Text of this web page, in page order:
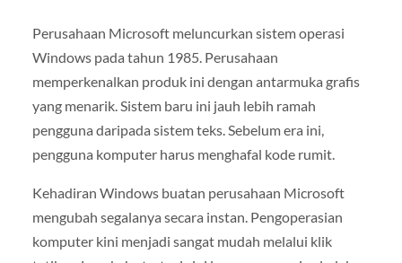
Perusahaan Microsoft meluncurkan sistem operasi
Windows pada tahun 1985. Perusahaan
memperkenalkan produk ini dengan antarmuka grafis
yang menarik. Sistem baru ini jauh lebih ramah
pengguna daripada sistem teks. Sebelum era ini,
pengguna komputer harus menghafal kode rumit.
Kehadiran Windows buatan perusahaan Microsoft
mengubah segalanya secara instan. Pengoperasian
komputer kini menjadi sangat mudah melalui klik